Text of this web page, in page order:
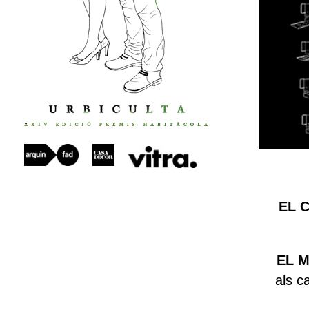
EL
EL
als